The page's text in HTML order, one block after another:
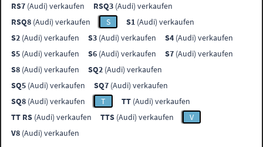
RS7 (Audi) verkaufen RSQ3 (Audi) verkaufen
RSQ8 (Audi) verkaufen S S1 (Audi) verkaufen
S2 (Audi) verkaufen S3 (Audi) verkaufen S4 (Audi) verkaufen
S5 (Audi) verkaufen S6 (Audi) verkaufen S7 (Audi) verkaufen
S8 (Audi) verkaufen SQ2 (Audi) verkaufen
SQ5 (Audi) verkaufen SQ7 (Audi) verkaufen
SQ8 (Audi) verkaufen T TT (Audi) verkaufen
TT RS (Audi) verkaufen TTS (Audi) verkaufen
V
V8 (Audi) verkaufen